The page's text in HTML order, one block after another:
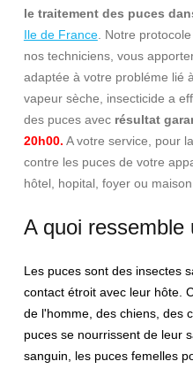
le traitement des puces
Ile de France. Notre
nos techniciens, vous
adaptée à votre probléme lié
vapeur sèche, insecticide a
des puces avec résultat
20h00. A votre service, pour
contre les puces de votre
hôtel, hopital, foyer ou
A quoi ressemble
Les puces sont des insectes
contact étroit avec leur hôte.
de l'homme, des chiens, des
puces se nourrissent de leur
sanguin, les puces femelles